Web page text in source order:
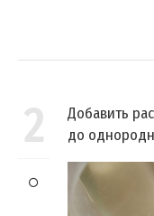
2
Добавить
до